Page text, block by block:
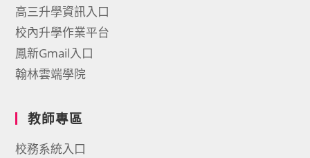
高三升學資訊入口
校內升學作業平台
鳳新Gmail入口
翰林雲端學院
教師專區
校務系統入口